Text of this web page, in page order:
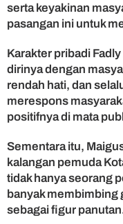
serta keyakinan
pasangan ini untuk
Karakter pribadi
dirinya dengan
rendah hati, dan
merespons
positifnya di mata
Sementara itu,
kalangan pemuda
tidak hanya seorang
banyak membimbing
sebagai figur